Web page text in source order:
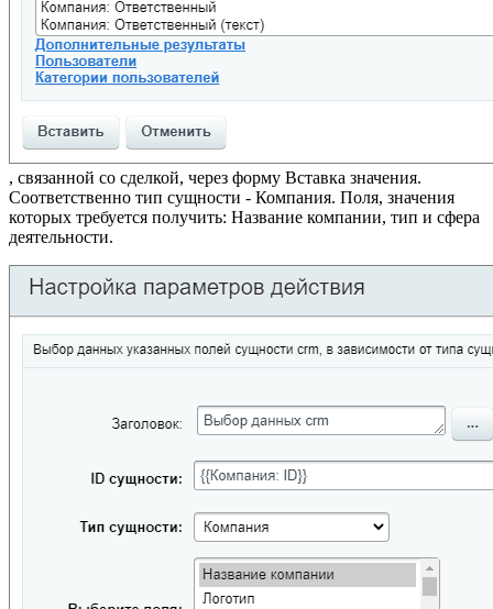
, связанной со сделкой, через форму Вставка значения.
Соответственно тип сущности - Компания. Поля, значения
которых требуется получить: Название компании, тип и сфера
деятельности.